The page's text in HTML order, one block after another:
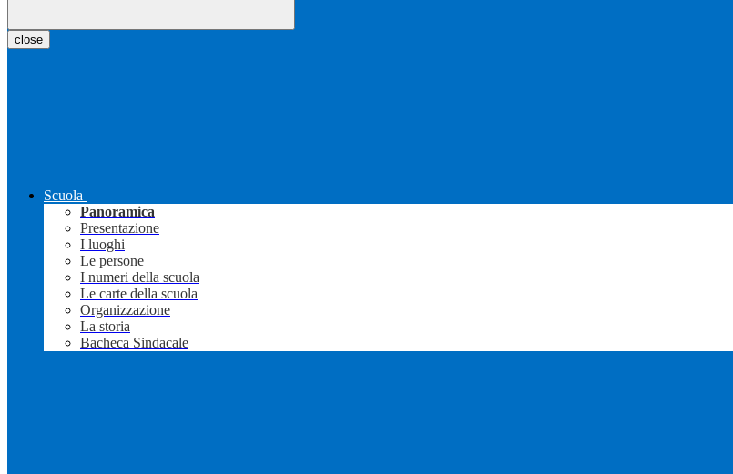
close
Scuola
Panoramica
Presentazione
I luoghi
Le persone
I numeri della scuola
Le carte della scuola
Organizzazione
La storia
Bacheca Sindacale